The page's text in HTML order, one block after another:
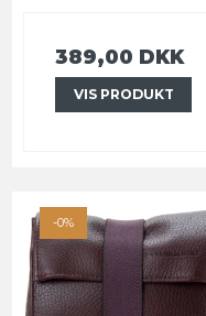
389,00 DKK
VIS PRODUKT
-0%